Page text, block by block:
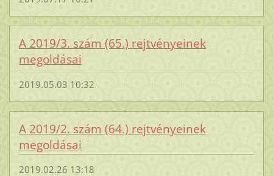
A 2019/3. szám (65.) rejtvényeinek
megoldásai
2019.05.03 10:32
A 2019/2. szám (64.) rejtvényeinek
megoldásai
2019.02.26 13:18